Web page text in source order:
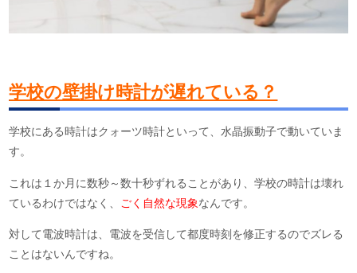
学校の壁掛け時計が遅れている？
学校にある時計はクォーツ時計といって、水晶振動子で動いていま
す。
これは１か月に数秒～数十秒ずれることがあり、学校の時計は壊れ
ているわけではなく、
ごく自然な現象なんです。
対して電波時計は、電波を受信して都度時刻を修正するのでズレる
ことはないんですね。